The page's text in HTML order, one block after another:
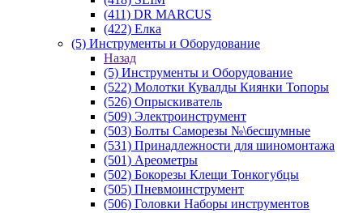
(411) DR MARCUS
(422) Елка
(5) Инструменты и Оборудование
Назад
(5) Инструменты и Оборудование
(522) Молотки Кувалды Киянки Топоры
(526) Опрыскиватель
(509) Электроинструмент
(503) Болты Саморезы №\бесшумные
(531) Принадлежности для шиномонтажа
(501) Ареометры
(502) Бокорезы Клещи Тонкогубцы
(505) Пневмоинструмент
(506) Головки Наборы инструментов